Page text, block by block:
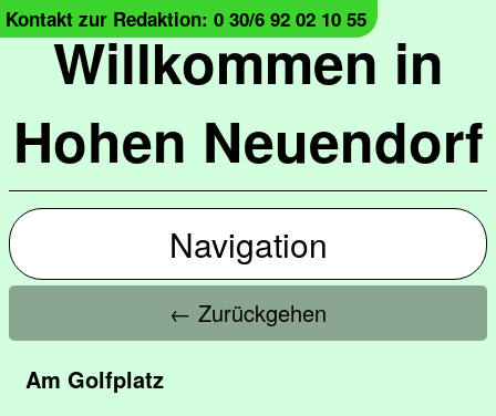
Willkommen in
Hohen Neuendorf
Kontakt zur Redaktion: 0 30/6 92 02 10 55
Navigation
← Zurückgehen
Am Golfplatz